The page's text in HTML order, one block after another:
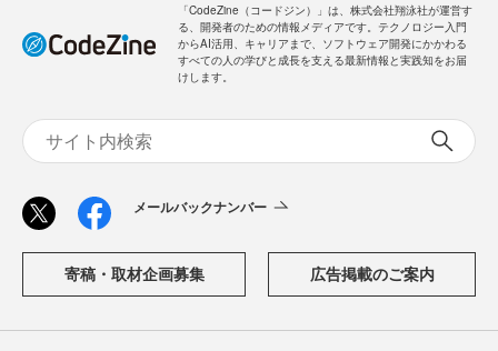
「CodeZine（コードジン）」は、株式会社翔泳社が運営す
る、開発者のための情報メディアです。テクノロジー入門
からAI活用、キャリアまで、ソフトウェア開発にかかわる
すべての人の学びと成長を支える最新情報と実践知をお届
けします。
メールバックナンバー
寄稿・取材企画募集 広告掲載のご案内